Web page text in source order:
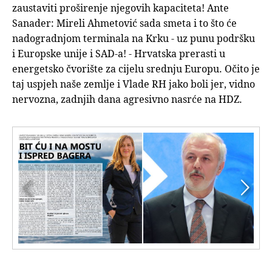
zaustaviti proširenje njegovih kapaciteta! Ante
Sanader: Mireli Ahmetović sada smeta i to što će
nadogradnjom terminala na Krku - uz punu podršku
i Europske unije i SAD-a! - Hrvatska prerasti u
energetsko čvorište za cijelu srednju Europu. Očito je
taj uspjeh naše zemlje i Vlade RH jako boli jer, vidno
nervozna, zadnjih dana agresivno nasrće na HDZ.

